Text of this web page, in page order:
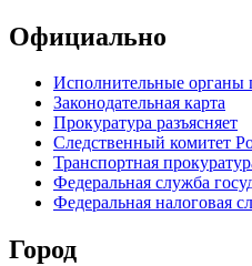
Официально
Исполнительные органы
Законодательная карта
Прокуратура разъясняет
Следственный комитет
Транспортная
Федеральная служба
Федеральная налоговая
Город